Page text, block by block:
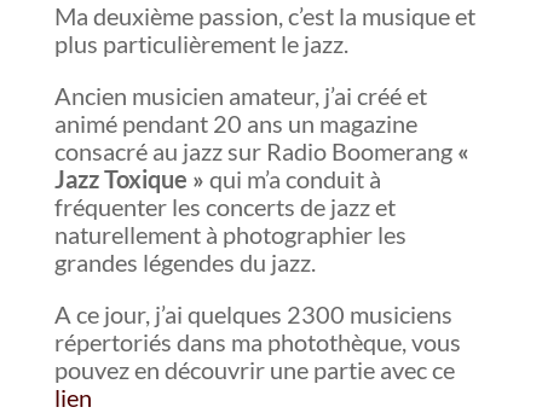
Ma deuxième passion, c’est la musique et
plus particulièrement le jazz.
Ancien musicien amateur, j’ai créé et
animé pendant 20 ans un magazine
consacré au jazz sur Radio Boomerang «
Jazz Toxique » qui m’a conduit à
fréquenter les concerts de jazz et
naturellement à photographier les
grandes légendes du jazz.
A ce jour, j’ai quelques 2300 musiciens
répertoriés dans ma photothèque, vous
pouvez en découvrir une partie avec ce
lien